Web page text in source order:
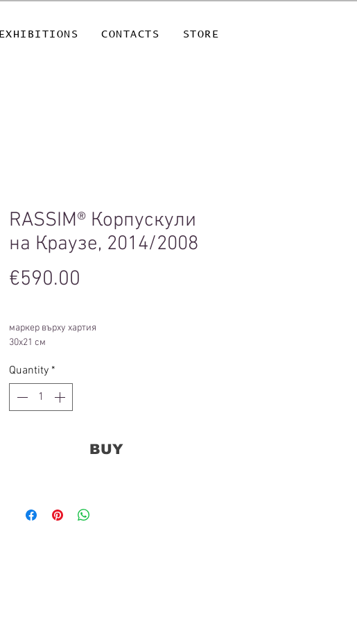
EXHIBITIONS CONTACTS STORE
RASSIM® Корпускули
на Краузе, 2014/2008
€590.00
маркер върху хартия
30x21 см
Quantity *
BUY